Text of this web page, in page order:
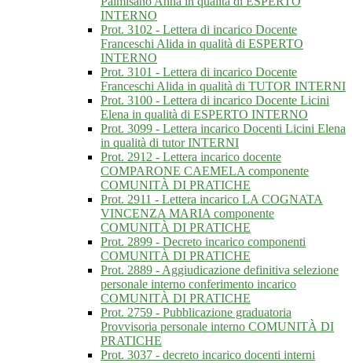
INTERNO
Prot. 3102 - Lettera di incarico Docente
Franceschi Alida in qualità di ESPERTO
INTERNO
Prot. 3101 - Lettera di incarico Docente
Franceschi Alida in qualità di TUTOR INTERNI
Prot. 3100 - Lettera di incarico Docente Licini
Elena in qualità di ESPERTO INTERNO
Prot. 3099 - Lettera incarico Docenti Licini Elena
in qualità di tutor INTERNI
Prot. 2912 - Lettera incarico docente
COMPARONE CAEMELA componente
COMUNITÀ DI PRATICHE
Prot. 2911 - Lettera incarico LA COGNATA
VINCENZA MARIA componente
COMUNITÀ DI PRATICHE
Prot. 2899 - Decreto incarico componenti
COMUNITÀ DI PRATICHE
Prot. 2889 - Aggiudicazione definitiva selezione
personale interno conferimento incarico
COMUNITÀ DI PRATICHE
Prot. 2759 - Pubblicazione graduatoria
Provvisoria personale interno COMUNITÀ DI
PRATICHE
Prot. 3037 - decreto incarico docenti interni